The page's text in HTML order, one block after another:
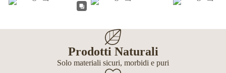
Prodotti Naturali
Solo materiali sicuri, morbidi e puri